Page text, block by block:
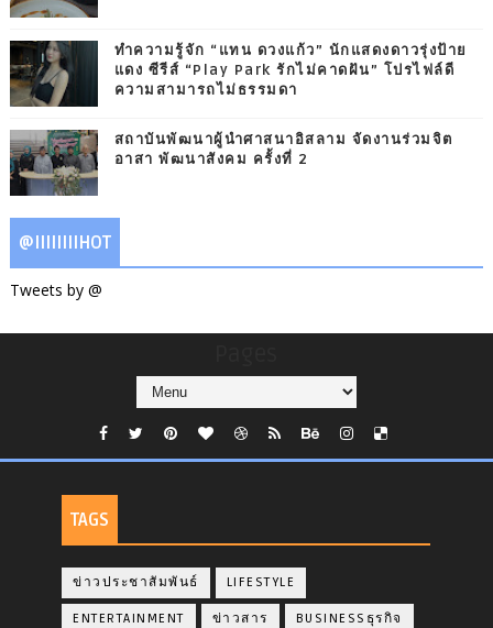
ทำความรู้จัก “แทน ดวงแก้ว” นักแสดงดาวรุ่งป้าย
แดง ซีรีส์ “Play Park รักไม่คาดฝัน” โปรไฟล์ดี
ความสามารถไม่ธรรมดา
สถาบันพัฒนาผู้นำศาสนาอิสลาม จัดงานร่วมจิต
อาสา พัฒนาสังคม ครั้งที่ 2
@IIIIIIIIHOT
Tweets by @
TAGS
ข่าวประชาสัมพันธ์ LIFESTYLE
ENTERTAINMENT ข่าวสาร BUSINESSธุรกิจ